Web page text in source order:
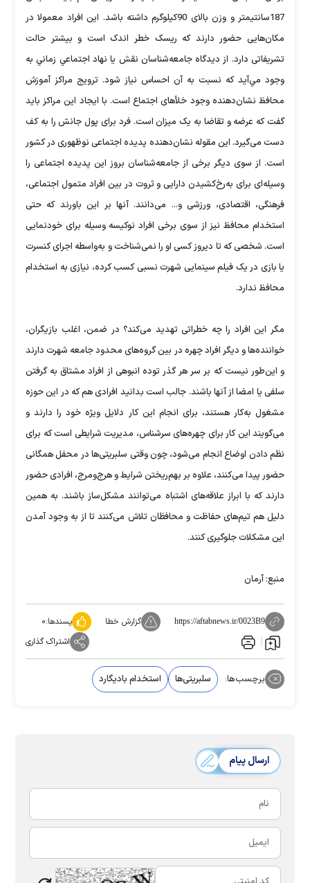
187سانتیمتر و وزن بالای 90کیلوگرم داشته باشد. این افراد معمولا در
مکان‌هایی حضور دارند که ریسک خطر اندک است و بیشتر حالت
تشریفاتی دارد. از دیدگاه جامعه‌شناسان نقش يا نهاد اجتماعي زماني به
وجود مي‌آيد كه نسبت به آن احساس نیاز شود. ترویج مراکز آموزش
محافظ نشان‌دهنده وجود خلأهای اجتماع است. با ایجاد این مراکز باید
گفت که عرضه و تقاضا به یک میزان است. فرد برای پول جانش را به کف
دست می‌گیرد. این مقوله نشان‌دهنده پدیده اجتماعی نوظهوری در کشور
است. از سوی دیگر برخی از جامعه‌شناسان بروز این پدیده اجتماعی را
وسیله‌ای برای به‌رخ‌کشیدن دارایی و ثروت در بین افراد متمول اجتماعی،
فرهنگی، اقتصادی، ورزشی و... می‌دانند. آنها بر این باورند که حتی
استخدام محافظ نیز از سوی برخی افراد نوکیسه وسیله برای خودنمایی
است. شخصی که تا دیروز کسی او را نمی‌شناخت و به‌واسطه اجرای کنسرت
یا بازی در یک فیلم سینمایی شهرت نسبی کسب کرده، نیازی به استخدام
محافظ ندارد.
مگر این افراد را چه خطراتی تهدید می‌کند؟ در ضمن، اغلب بازیگران،
خواننده‌ها و دیگر افراد چهره در بین گروه‌های محدود جامعه شهرت دارند
و این‌طور نیست که بر سر هر گذر توده انبوهی از افراد مشتاق به گرفتن
سلفی یا امضا از آنها باشند. جالب است بدانید افرادی هم که در این حوزه
مشغول به‌کار هستند، برای انجام این کار دلایل ویژه خود را دارند و
می‌گویند این کار برای چهره‌های سرشناس، مدیریت شرایطی است که برای
نظم دادن اوضاع انجام می‌شود، چون وقتی سلبریتی‌ها در محفل همگانی
حضور پیدا می‌کنند، علاوه بر بهم‌ریختن شرایط و هرج‌ومرج، افرادی حضور
دارند که با ابراز علاقه‌های اشتباه می‌توانند مشکل‌ساز باشند. به همین
دلیل هم تیم‌های حفاظت و محافظان تلاش می‌کنند تا از به وجود آمدن
این مشکلات جلوگیری کنند.
منبع:‌ آرمان
https://aftabnews.ir/0023B9 گزارش خطا پسندها:۰
اشتراک گذاری
برچسب‌ها: سلبریتی‌‌ها استخدام بادیگارد
ارسال پیام